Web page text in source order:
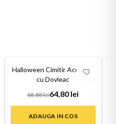
6%
Halloween Cimitir Acuarela
cu Dovleac
68,88 lei64,80 lei
ADAUGA IN COS